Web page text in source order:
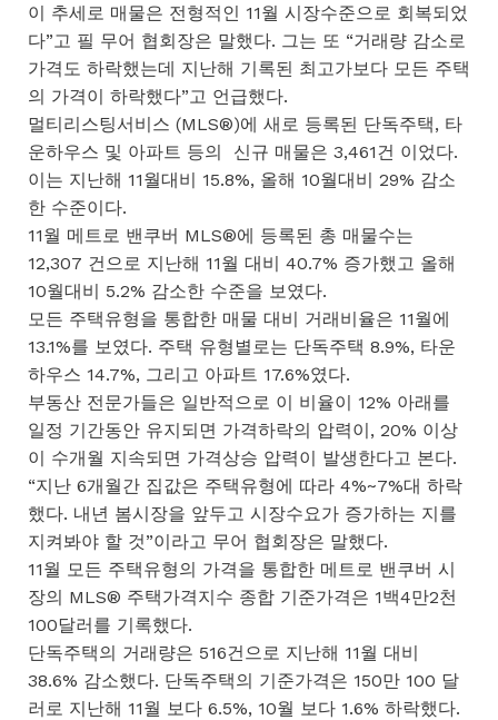
이 추세로 매물은 전형적인 11월 시장수준으로 회복되었
다”고 필 무어 협회장은 말했다. 그는 또 “거래량 감소로
가격도 하락했는데 지난해 기록된 최고가보다 모든 주택
의 가격이 하락했다”고 언급했다.
멀티리스팅서비스 (MLS®)에 새로 등록된 단독주택, 타
운하우스 및 아파트 등의 신규 매물은 3,461건 이었다.
이는 지난해 11월대비 15.8%, 올해 10월대비 29% 감소
한 수준이다.
11월 메트로 밴쿠버 MLS®에 등록된 총 매물수는
12,307 건으로 지난해 11월 대비 40.7% 증가했고 올해
10월대비 5.2% 감소한 수준을 보였다.
모든 주택유형을 통합한 매물 대비 거래비율은 11월에
13.1%를 보였다. 주택 유형별로는 단독주택 8.9%, 타운
하우스 14.7%, 그리고 아파트 17.6%였다.
부동산 전문가들은 일반적으로 이 비율이 12% 아래를
일정 기간동안 유지되면 가격하락의 압력이, 20% 이상
이 수개월 지속되면 가격상승 압력이 발생한다고 본다.
“지난 6개월간 집값은 주택유형에 따라 4%~7%대 하락
했다. 내년 봄시장을 앞두고 시장수요가 증가하는 지를
지켜봐야 할 것”이라고 무어 협회장은 말했다.
11월 모든 주택유형의 가격을 통합한 메트로 밴쿠버 시
장의 MLS® 주택가격지수 종합 기준가격은 1백4만2천
100달러를 기록했다.
단독주택의 거래량은 516건으로 지난해 11월 대비
38.6% 감소했다. 단독주택의 기준가격은 150만 100 달
러로 지난해 11월 보다 6.5%, 10월 보다 1.6% 하락했다.